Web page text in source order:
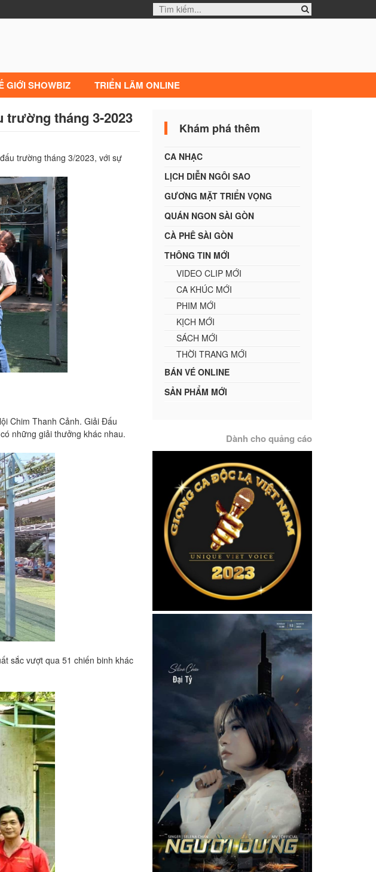
GIỚI SHOWBIZ TRIỂN LÃM ONLINE
trường tháng 3-2023
trường tháng 3/2023, với sự
Chim Thanh Cảnh. Giải Đấu
những giải thưởng khác nhau.
sắc vượt qua 51 chiến binh khác
Khám phá thêm
CA NHẠC
LỊCH DIỄN NGÔI SAO
GƯƠNG MẶT TRIỂN VỌNG
QUÁN NGON SÀI GÒN
CÀ PHÊ SÀI GÒN
THÔNG TIN MỚI
VIDEO CLIP MỚI
CA KHÚC MỚI
PHIM MỚI
KỊCH MỚI
SÁCH MỚI
THỜI TRANG MỚI
BÁN VÉ ONLINE
SẢN PHẨM MỚI
Dành cho quảng cáo